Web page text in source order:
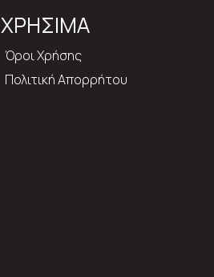
ΧΡΗΣΙΜΑ
Όροι Χρήσης
Πολιτική Απορρήτου